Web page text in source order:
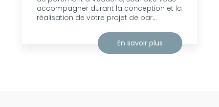
accompagner durant la conception et la
réalisation de votre projet de bar...
En savoir plus